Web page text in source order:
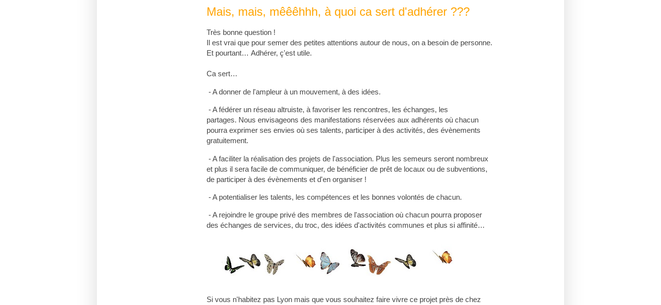
Mais, mais, mêêêhhh, à quoi ca sert d'adhérer ???
Très bonne question !
Il est vrai que pour semer des petites attentions autour de nous, on a besoin de personne.
Et pourtant… Adhérer, ç'est utile.
Ca sert…
- A donner de l'ampleur à un mouvement, à des idées.
- A fédérer un réseau altruiste, à favoriser les rencontres, les échanges, les
partages. Nous envisageons des manifestations réservées aux adhérents où chacun
pourra exprimer ses envies où ses talents, participer à des activités, des évènements
gratuitement.
- A faciliter la réalisation des projets de l'association. Plus les semeurs seront nombreux
et plus il sera facile de communiquer, de bénéficier de prêt de locaux ou de subventions,
de participer à des évènements et d'en organiser !
- A potentialiser les talents, les compétences et les bonnes volontés de chacun.
- A rejoindre le groupe privé des membres de l'association où chacun pourra proposer
des échanges de services, du troc, des idées d'activités communes et plus si affinité…
Si vous n'habitez pas Lyon mais que vous souhaitez faire vivre ce projet près de chez